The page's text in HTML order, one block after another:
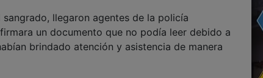
llegaron agentes de la policía
un documento que no podía leer debido a
brindado atención y asistencia de manera